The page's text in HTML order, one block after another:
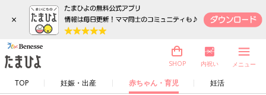
×
TOP 妊娠・出産 赤ちゃん・育児 妊活
SHOP 内祝い メニュー